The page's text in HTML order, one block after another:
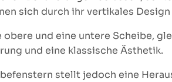
sich durch ihr vertikales
obere und eine untere Scheibe,
und eine klassische Ästhetik.
stellt jedoch eine